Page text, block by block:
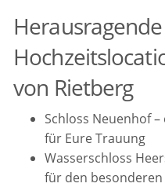
Herausragende
von Rietberg
Schloss Neuenhof
für Eure Trauung
Wasserschloss
für den besonderen